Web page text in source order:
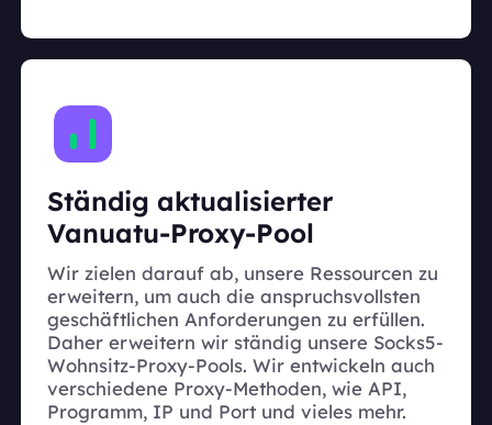
Ständig aktualisierter
Vanuatu-Proxy-Pool
Wir zielen darauf ab, unsere Ressourcen zu
erweitern, um auch die anspruchsvollsten
geschäftlichen Anforderungen zu erfüllen.
Daher erweitern wir ständig unsere Socks5-
Wohnsitz-Proxy-Pools. Wir entwickeln auch
verschiedene Proxy-Methoden, wie API,
Programm, IP und Port und vieles mehr.